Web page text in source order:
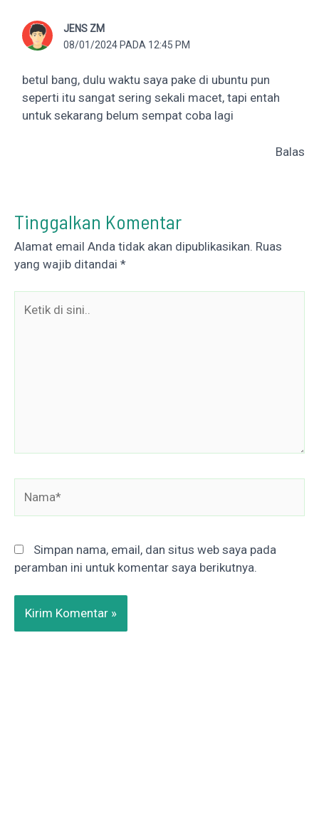
JENS ZM
08/01/2024 PADA 12:45 PM
betul bang, dulu waktu saya pake di ubuntu pun
seperti itu sangat sering sekali macet, tapi entah
untuk sekarang belum sempat coba lagi
Balas
Tinggalkan Komentar
Alamat email Anda tidak akan dipublikasikan. Ruas
yang wajib ditandai *
Simpan nama, email, dan situs web saya pada
peramban ini untuk komentar saya berikutnya.